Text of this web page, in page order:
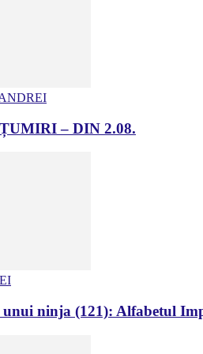
– DIN 2.08.
ninja (121): Alfabetul